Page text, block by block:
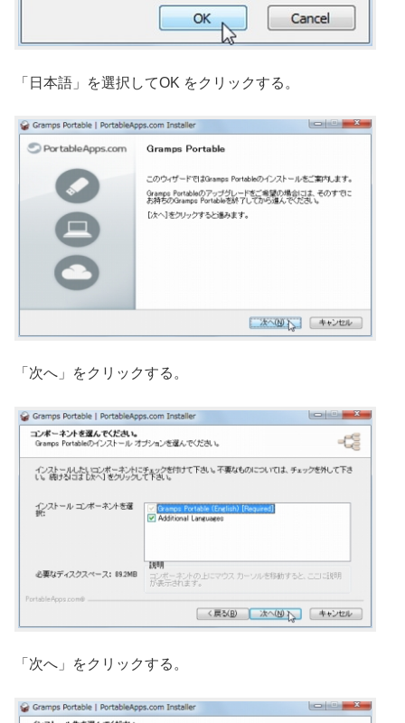
「日本語」を選択してOK をクリックする。
「次へ」をクリックする。
「次へ」をクリックする。